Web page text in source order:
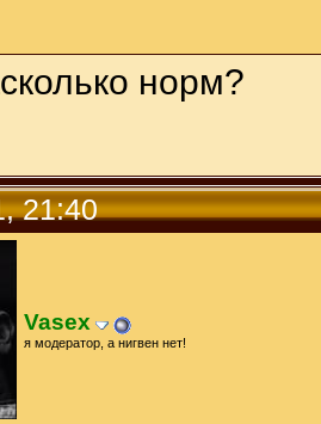
норм?
21:40
Vasex
я модератор, а нигвен нет!